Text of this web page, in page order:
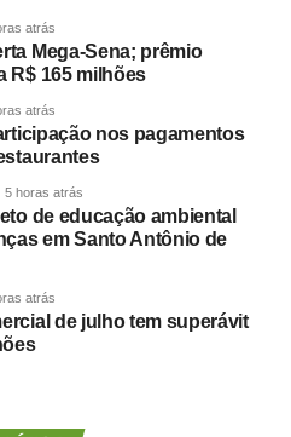
presidida por
Ananias Filho, confirmou
de Marcelo Maluf
Novo também
vagas na Câmara
Legislativa de Mato
atrás
Mega-Sena; prêmio
R$ 165 milhões
atrás
nos pagamentos
5 horas atrás
de educação ambiental
em Santo Antônio de
atrás
de julho tem superávit